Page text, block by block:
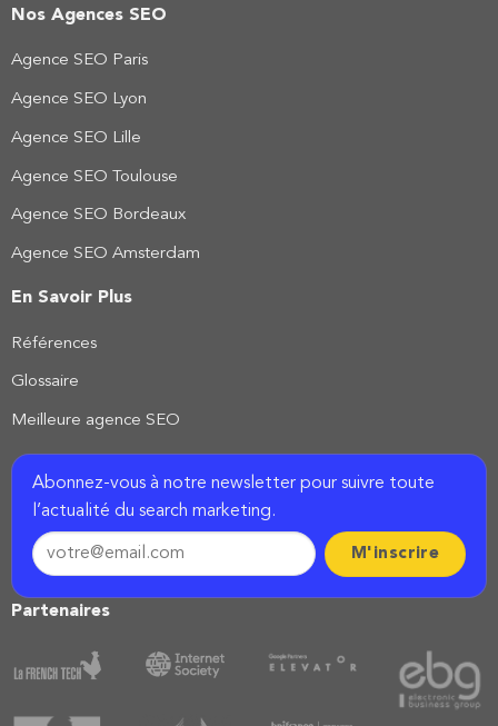
Nos Agences SEO
Agence SEO Paris
Agence SEO Lyon
Agence SEO Lille
Agence SEO Toulouse
Agence SEO Bordeaux
Agence SEO Amsterdam
En Savoir Plus
Références
Glossaire
Meilleure agence SEO
Abonnez-vous à notre newsletter pour suivre toute
l’actualité du search marketing.
Partenaires